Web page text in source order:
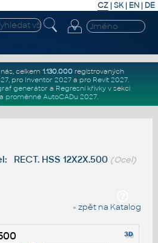
CZ | SK| EN | DE
celkem 1.130.000registrovaných
, pro Inventor 2027a pro Revit 2027.
generátor a Regresní křivkyv sekci
proměnné AutoCADu 2027.
RECT. HSS 12X2X.500 (Ocel)
« zpět na Katalog